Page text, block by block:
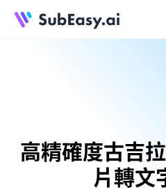
高精確度古吉
片轉文